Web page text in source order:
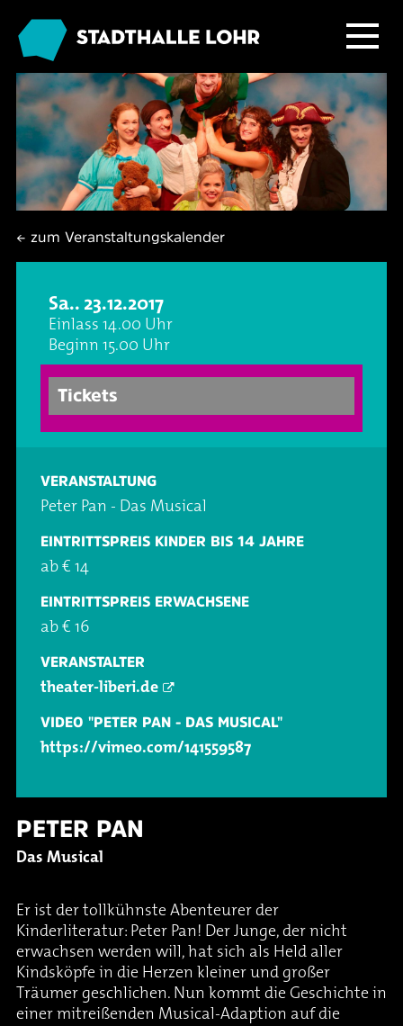
Programm
Übersicht
Ballett & Tanz
Familie
Kabarett & Comedy
Konzerte
Oper & Operette
Vorträge & Lesungen
Kafé Klinker
Service
Neuigkeiten
Tickets
Anreise & Parken
Hotels & Übernachtung
Essen & Trinken
FAQ – Fragen & Antworten
Kontakt
Das Haus
Großer Saal
Foyer und Galerie
Seminarbereich
Technik
Jobs
Ansprechpartner
Buchungsanfrage
Kafé Klinker
Jobs im Kafé Klinker
← zum Veranstaltungskalender
Sa.. 23.12.2017
Einlass 14.00 Uhr
Beginn 15.00 Uhr
Tickets
VERANSTALTUNG
Peter Pan - Das Musical
EINTRITTSPREIS KINDER BIS 14 JAHRE
ab € 14
EINTRITTSPREIS ERWACHSENE
ab € 16
VERANSTALTER
theater-liberi.de
VIDEO "PETER PAN - DAS MUSICAL"
https://vimeo.com/141559587
PETER PAN
Das Musical
Er ist der tollkühnste Abenteurer der
Kinderliteratur: Peter Pan! Der Junge, der nicht
erwachsen werden will, hat sich als Held aller
Kindsköpfe in die Herzen kleiner und großer
Träumer geschlichen. Nun kommt die Geschichte in
einer mitreißenden Musical-Adaption auf die